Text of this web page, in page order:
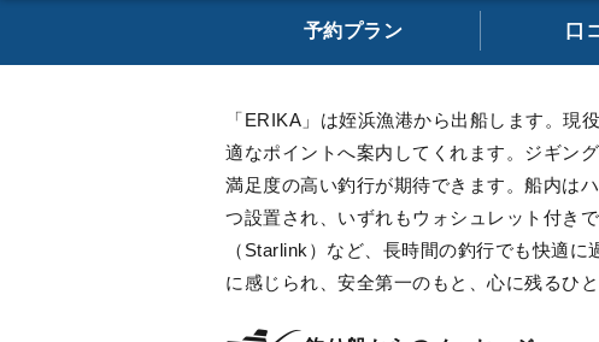
予約プラン 口
「ERIKA」は姪浜漁港から出船します。
適なポイントへ案内してくれます。ジギン
満足度の高い釣行が期待できます。船内は
つ設置され、いずれもウォシュレット付き
（Starlink）など、長時間の釣行でも快適
に感じられ、安全第一のもと、心に残るひ